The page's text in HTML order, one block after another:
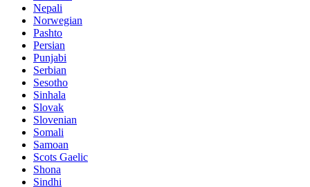
Nepali
Norwegian
Pashto
Persian
Punjabi
Serbian
Sesotho
Sinhala
Slovak
Slovenian
Somali
Samoan
Scots Gaelic
Shona
Sindhi